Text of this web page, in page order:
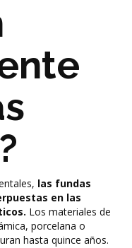
las fundas
en las
Los materiales de
porcelana o
hasta quince años.